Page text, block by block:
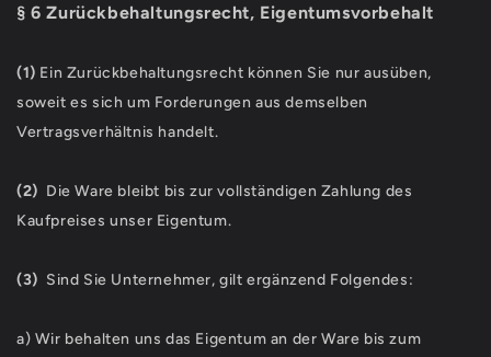
§ 6 Zurückbehaltungsrecht, Eigentumsvorbehalt
(1) Ein Zurückbehaltungsrecht können Sie nur ausüben,
soweit es sich um Forderungen aus demselben
Vertragsverhältnis handelt.
(2) Die Ware bleibt bis zur vollständigen Zahlung des
Kaufpreises unser Eigentum.
(3) Sind Sie Unternehmer, gilt ergänzend Folgendes:
a) Wir behalten uns das Eigentum an der Ware bis zum